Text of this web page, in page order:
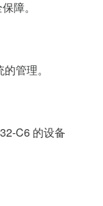
障。
管理。
C6 的设备